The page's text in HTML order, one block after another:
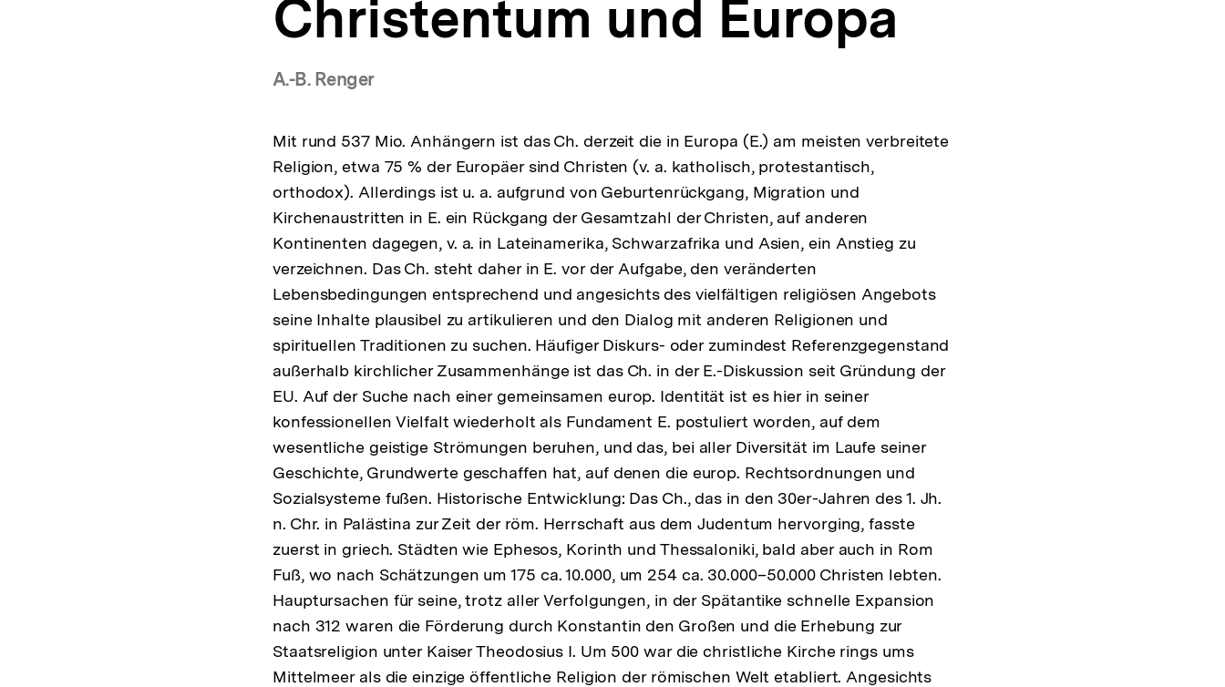
Christentum und Europa
A.-B. Renger
Mit rund 537 Mio. Anhängern ist das Ch. derzeit die in Europa (E.) am meisten verbreitete
Religion, etwa 75 % der Europäer sind Christen (v. a. katholisch, protestantisch,
orthodox). Allerdings ist u. a. aufgrund von Geburtenrückgang, Migration und
Kirchenaustritten in E. ein Rückgang der Gesamtzahl der Christen, auf anderen
Kontinenten dagegen, v. a. in Lateinamerika, Schwarzafrika und Asien, ein Anstieg zu
verzeichnen. Das Ch. steht daher in E. vor der Aufgabe, den veränderten
Lebensbedingungen entsprechend und angesichts des vielfältigen religiösen Angebots
seine Inhalte plausibel zu artikulieren und den Dialog mit anderen Religionen und
spirituellen Traditionen zu suchen. Häufiger Diskurs- oder zumindest Referenzgegenstand
außerhalb kirchlicher Zusammenhänge ist das Ch. in der E.-Diskussion seit Gründung der
EU. Auf der Suche nach einer gemeinsamen europ. Identität ist es hier in seiner
konfessionellen Vielfalt wiederholt als Fundament E. postuliert worden, auf dem
wesentliche geistige Strömungen beruhen, und das, bei aller Diversität im Laufe seiner
Geschichte, Grundwerte geschaffen hat, auf denen die europ. Rechtsordnungen und
Sozialsysteme fußen. Historische Entwicklung: Das Ch., das in den 30er-Jahren des 1. Jh.
n. Chr. in Palästina zur Zeit der röm. Herrschaft aus dem Judentum hervorging, fasste
zuerst in griech. Städten wie Ephesos, Korinth und Thessaloniki, bald aber auch in Rom
Fuß, wo nach Schätzungen um 175 ca. 10.000, um 254 ca. 30.000–50.000 Christen lebten.
Hauptursachen für seine, trotz aller Verfolgungen, in der Spätantike schnelle Expansion
nach 312 waren die Förderung durch Konstantin den Großen und die Erhebung zur
Staatsreligion unter Kaiser Theodosius I. Um 500 war die christliche Kirche rings ums
Mittelmeer als die einzige öffentliche Religion der römischen Welt etabliert. Angesichts